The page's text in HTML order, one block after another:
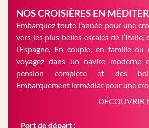
NOS CROISIÈRES EN
Embarquez toute l’année pour une
vers les plus belles escales de l’Italie,
l’Espagne. En couple, en famille
voyagez dans un navire moderne
pension complète et des
Embarquement immédiat pour une
DÉCOUVRIR
Port de départ :